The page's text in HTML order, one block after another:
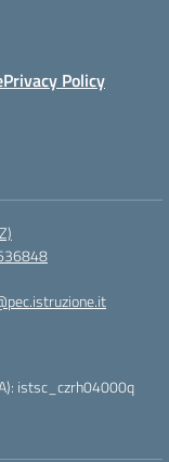
Privacy Policy
istsc_czrh04000q